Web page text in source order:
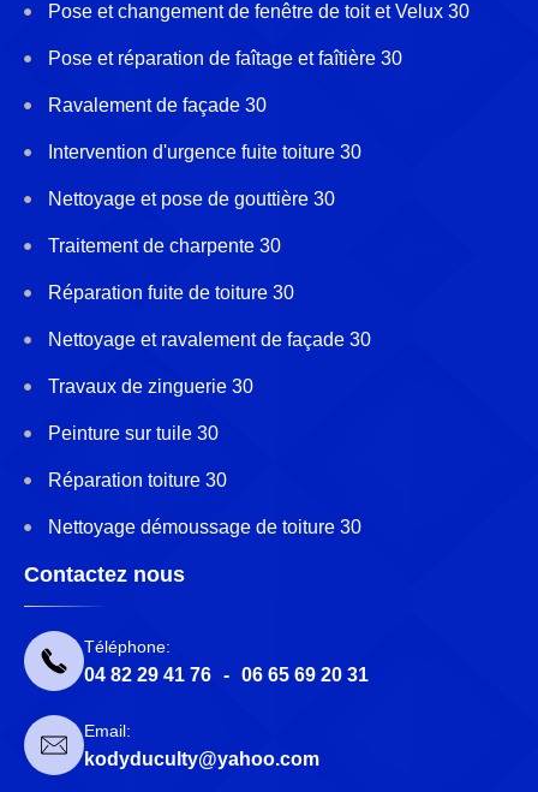
Pose et changement de fenêtre de toit et Velux 30
Pose et réparation de faîtage et faîtière 30
Ravalement de façade 30
Intervention d'urgence fuite toiture 30
Nettoyage et pose de gouttière 30
Traitement de charpente 30
Réparation fuite de toiture 30
Nettoyage et ravalement de façade 30
Travaux de zinguerie 30
Peinture sur tuile 30
Réparation toiture 30
Nettoyage démoussage de toiture 30
Contactez nous
Téléphone:
04 82 29 41 76 - 06 65 69 20 31
Email:
kodyduculty@yahoo.com